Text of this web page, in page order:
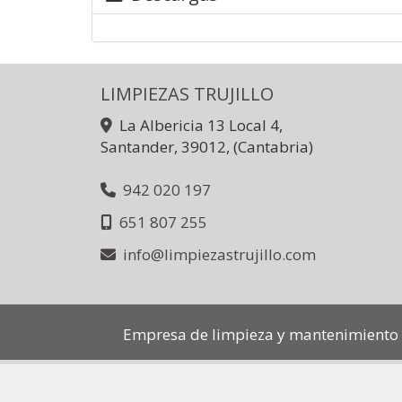
LIMPIEZAS TRUJILLO
La Albericia 13 Local 4,
Santander, 39012, (Cantabria)
942 020 197
651 807 255
info
limpiezastrujillo.com
Empresa de limpieza y